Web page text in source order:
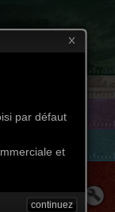
par défaut
et
continuez